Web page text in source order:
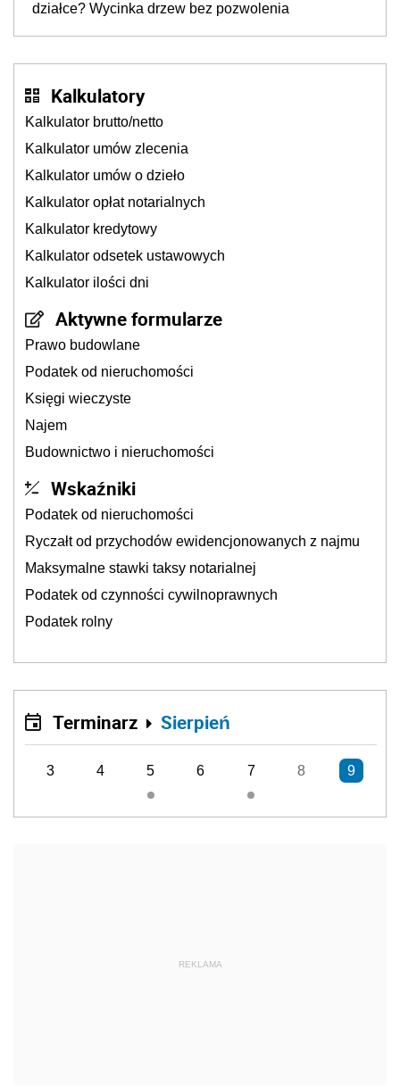
działce? Wycinka drzew bez pozwolenia
Kalkulatory
Kalkulator brutto/netto
Kalkulator umów zlecenia
Kalkulator umów o dzieło
Kalkulator opłat notarialnych
Kalkulator kredytowy
Kalkulator odsetek ustawowych
Kalkulator ilości dni
Aktywne formularze
Prawo budowlane
Podatek od nieruchomości
Księgi wieczyste
Najem
Budownictwo i nieruchomości
Wskaźniki
Podatek od nieruchomości
Ryczałt od przychodów ewidencjonowanych z najmu
Maksymalne stawki taksy notarialnej
Podatek od czynności cywilnoprawnych
Podatek rolny
Terminarz Sierpień
3 4 5 6 7 8 9
REKLAMA